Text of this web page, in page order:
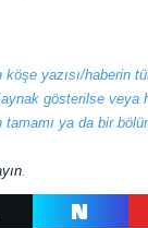
köşe yazısı/haberin
gösterilse veya
tamamı ya da bir
.